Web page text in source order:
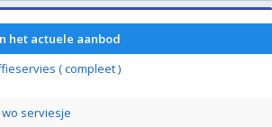
het actuele aanbod
( compleet )
wo serviesje